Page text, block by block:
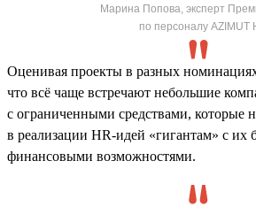
Марина Попова, эксперт
по персоналу AZIMUT
Оценивая проекты в разных
что всё чаще встречают небольшие
с ограниченными средствами, которые
в реализации HR-идей «гигантам» с их
финансовыми возможностями.